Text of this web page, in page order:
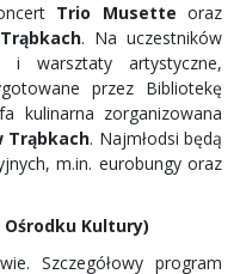
Trio Musette oraz
. Na uczestników
i warsztaty artystyczne,
przez Bibliotekę
kulinarna zorganizowana
Trąbkach. Najmłodsi będą
m.in. eurobungy oraz
Kultury)
Szczegółowy program